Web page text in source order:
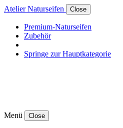
Atelier Naturseifen Close
Premium-Naturseifen
Zubehör
Springe zur Hauptkategorie
Menü Close